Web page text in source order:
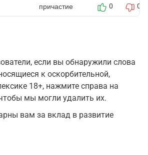
причастие 0 0
если вы обнаружили слова
к оскорбительной,
18+, нажмите справа на
мы могли удалить их.
вам за вклад в развитие